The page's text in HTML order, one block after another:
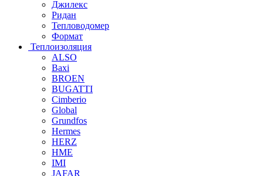
Джилекс
Ридан
Тепловодомер
Формат
Теплоизоляция
ALSO
Baxi
BROEN
BUGATTI
Cimberio
Global
Grundfos
Hermes
HERZ
HME
IMI
JAFAR